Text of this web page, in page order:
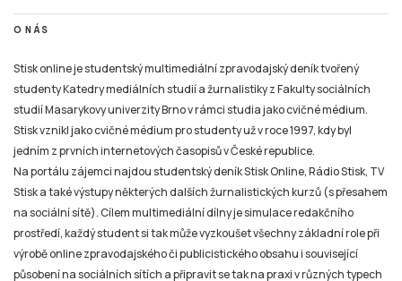
O NÁS
Stisk online je studentský multimediální zpravodajský deník tvořený
studenty Katedry mediálních studií a žurnalistiky z Fakulty sociálních
studií Masarykovy univerzity Brno v rámci studia jako cvičné médium.
Stisk vznikl jako cvičné médium pro studenty už v roce 1997, kdy byl
jedním z prvních internetových časopisů v České republice.
Na portálu zájemci najdou studentský deník Stisk Online, Rádio Stisk, TV
Stisk a také výstupy některých dalších žurnalistických kurzů (s přesahem
na sociální sítě). Cílem multimediální dílny je simulace redakčního
prostředí, každý student si tak může vyzkoušet všechny základní role při
výrobě online zpravodajského či publicistického obsahu i související
působení na sociálních sítích a připravit se tak na praxi v různých typech